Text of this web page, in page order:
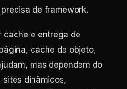
de framework.
cache e entrega de
cache de objeto,
mas dependem do
sites dinâmicos,